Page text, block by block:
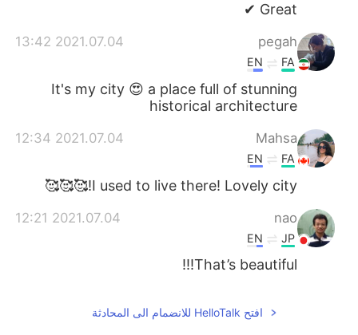
Great ✔
pegah
2021.07.04 13:42
FA
EN
It's my city 😍 a place full of stunning
historical architecture
Mahsa
2021.07.04 12:34
FA
EN
I used to live there! Lovely city!🥰🥰🥰
nao
2021.07.04 12:21
JP
EN
That’s beautiful!!!
افتح HelloTalk للانضمام الى المحادثة